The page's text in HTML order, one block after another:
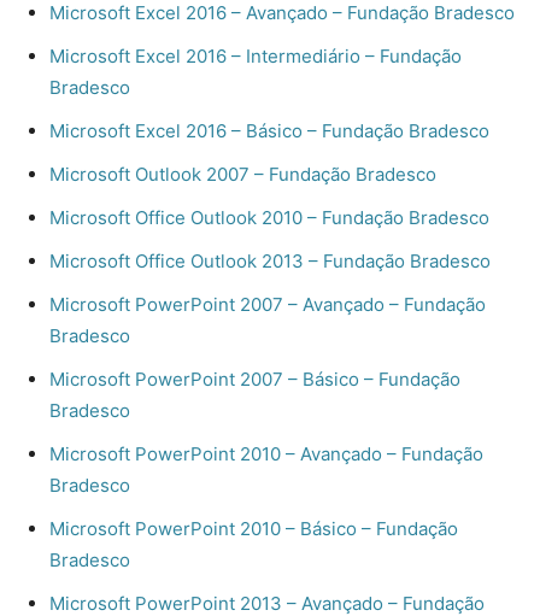
Microsoft Excel 2016 – Avançado – Fundação Bradesco
Microsoft Excel 2016 – Intermediário – Fundação
Bradesco
Microsoft Excel 2016 – Básico – Fundação Bradesco
Microsoft Outlook 2007 – Fundação Bradesco
Microsoft Office Outlook 2010 – Fundação Bradesco
Microsoft Office Outlook 2013 – Fundação Bradesco
Microsoft PowerPoint 2007 – Avançado – Fundação
Bradesco
Microsoft PowerPoint 2007 – Básico – Fundação
Bradesco
Microsoft PowerPoint 2010 – Avançado – Fundação
Bradesco
Microsoft PowerPoint 2010 – Básico – Fundação
Bradesco
Microsoft PowerPoint 2013 – Avançado – Fundação